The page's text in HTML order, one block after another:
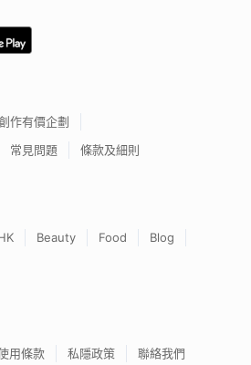
作有價企劃
常見問題 條款及細則
Beauty Food
Blog
用條款 私隱政策 聯絡我們